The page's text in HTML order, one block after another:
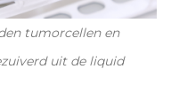
tumorcellen en
uit de liquid